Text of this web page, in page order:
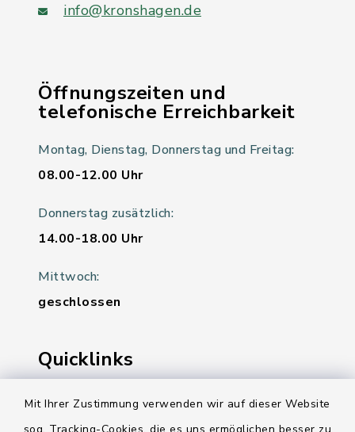
Mit Ihrer Zustimmung verwenden wir auf dieser Website
info@kronshagen.de
Öffnungszeiten und
telefonische Erreichbarkeit
Montag, Dienstag, Donnerstag und Freitag:
08.00-12.00 Uhr
Donnerstag zusätzlich:
14.00-18.00 Uhr
Mittwoch:
geschlossen
Quicklinks
Ihre Behördennummer 115